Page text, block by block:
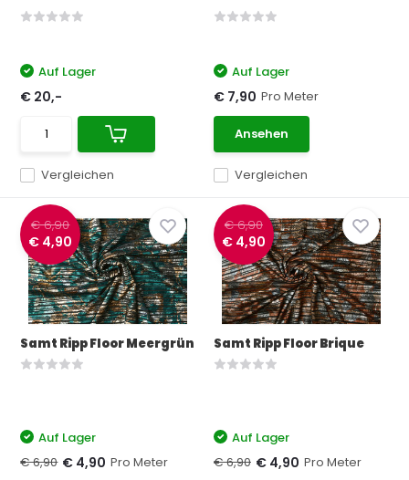
Vergleichen
Auf Lager
€ 20,-
Vergleichen
Auf Lager
€ 7,90 Pro Meter
Ansehen
€ 6,90
€ 4,90
Samt Ripp Floor Meergrün
Auf Lager
€ 6,90 € 4,90 Pro Meter
€ 6,90
€ 4,90
Samt Ripp Floor Brique
Auf Lager
€ 6,90 € 4,90 Pro Meter